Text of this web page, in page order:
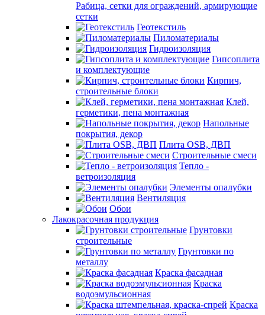
Рабица, сетки для ограждений, армирующие
сетки
Геотекстиль
Пиломатериалы
Гидроизоляция
Гипсоплита
и комплектующие
Кирпич,
строительные блоки
Клей,
герметики, пена монтажная
Напольные
покрытия, декор
Плита OSB, ДВП
Строительные смеси
Тепло -
ветроизоляция
Элементы опалубки
Вентиляция
Обои
Лакокрасочная продукция
Грунтовки
строительные
Грунтовки по
металлу
Краска фасадная
Краска
водоэмульсионная
Краска